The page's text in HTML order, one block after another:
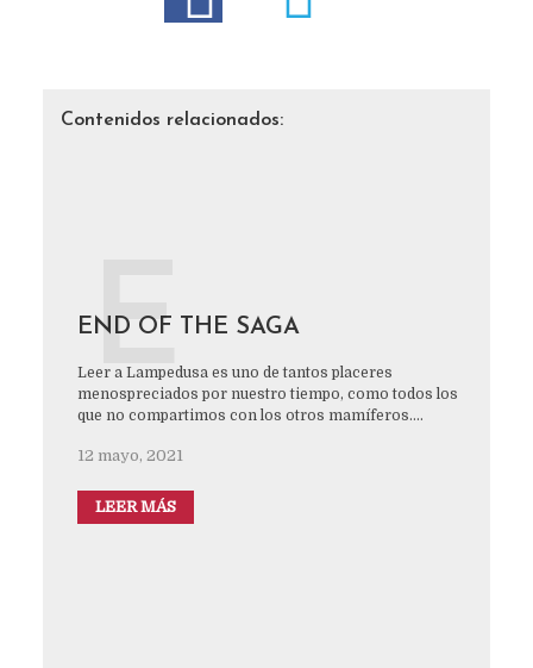
Contenidos relacionados:
END OF THE SAGA
Leer a Lampedusa es uno de tantos placeres
menospreciados por nuestro tiempo, como todos los
que no compartimos con los otros mamíferos....
12 mayo, 2021
E
LEER MÁS